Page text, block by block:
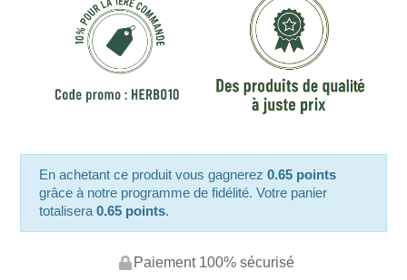
En achetant ce produit vous gagnerez0.65 points
grâce à notre programme de fidélité. Votre panier
totalisera0.65 points.
Paiement 100% sécurisé